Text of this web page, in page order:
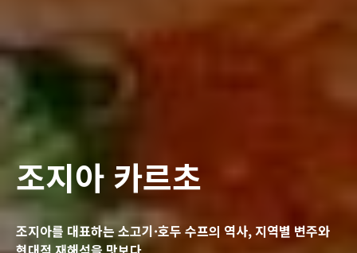
조지아 카르초
조지아를 대표하는 소고기·호두 수프의 역사, 지역별 변주와